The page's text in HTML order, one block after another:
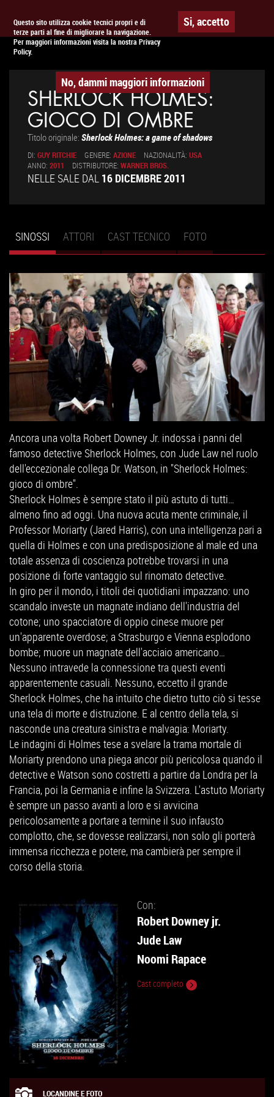
Questo sito utilizza cookie tecnici propri e di
terze parti al fine di migliorare la navigazione.
Per maggiori informazioni visita la nostra Privacy
Policy.
Si, accetto
No, dammi maggiori informazioni
APPUNTAMENTO AL CINEMA
SHERLOCK HOLMES:
GIOCO DI OMBRE
Titolo originale: Sherlock Holmes: a game of shadows
DI: GUY RITCHIE GENERE: AZIONE NAZIONALITÀ: USA
ANNO: 2011 DISTRIBUTORE: WARNER BROS.
NELLE SALE DAL 16 DICEMBRE 2011
Schede primarie
SINOSSI (SCHEDA
ATTIVA)
ATTORI CAST TECNICO FOTO
Ancora una volta Robert Downey Jr. indossa i panni del
famoso detective Sherlock Holmes, con Jude Law nel ruolo
dell'eccezionale collega Dr. Watson, in "Sherlock Holmes:
gioco di ombre".
Sherlock Holmes è sempre stato il più astuto di tutti…
almeno fino ad oggi. Una nuova acuta mente criminale, il
Professor Moriarty (Jared Harris), con una intelligenza pari a
quella di Holmes e con una predisposizione al male ed una
totale assenza di coscienza potrebbe trovarsi in una
posizione di forte vantaggio sul rinomato detective.
In giro per il mondo, i titoli dei quotidiani impazzano: uno
scandalo investe un magnate indiano dell'industria del
cotone; uno spacciatore di oppio cinese muore per
un'apparente overdose; a Strasburgo e Vienna esplodono
bombe; muore un magnate dell'acciaio americano…
Nessuno intravede la connessione tra questi eventi
apparentemente casuali. Nessuno, eccetto il grande
Sherlock Holmes, che ha intuito che dietro tutto ciò si tesse
una tela di morte e distruzione. E al centro della tela, si
nasconde una creatura sinistra e malvagia: Moriarty.
Le indagini di Holmes tese a svelare la trama mortale di
Moriarty prendono una piega ancor più pericolosa quando il
detective e Watson sono costretti a partire da Londra per la
Francia, poi la Germania e infine la Svizzera. L'astuto Moriarty
è sempre un passo avanti a loro e si avvicina
pericolosamente a portare a termine il suo infausto
complotto, che, se dovesse realizzarsi, non solo gli porterà
immensa ricchezza e potere, ma cambierà per sempre il
corso della storia.
Con:
Robert Downey jr.
Jude Law
Noomi Rapace
Cast completo
LOCANDINE E FOTO